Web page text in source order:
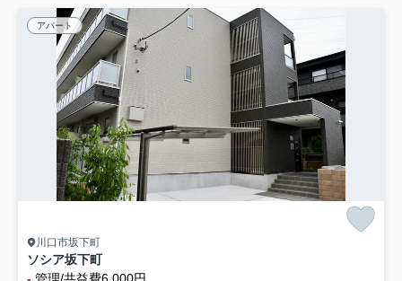
アパート
川口市坂下町
ソシア坂下町